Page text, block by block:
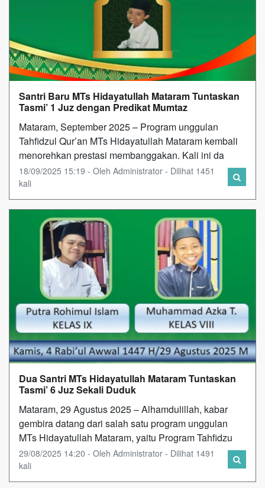
Santri Baru MTs Hidayatullah Mataram Tuntaskan
Tasmi’ 1 Juz dengan Predikat Mumtaz
Mataram, September 2025 – Program unggulan
Tahfidzul Qur’an MTs Hidayatullah Mataram kembali
menorehkan prestasi membanggakan. Kali ini da
18/09/2025 15:19 - Oleh Administrator - Dilihat 1451
kali
Dua Santri MTs Hidayatullah Mataram Tuntaskan
Tasmi’ 6 Juz Sekali Duduk
Mataram, 29 Agustus 2025 – Alhamdulillah, kabar
gembira datang dari salah satu program unggulan
MTs Hidayatullah Mataram, yaitu Program Tahfidzu
29/08/2025 14:20 - Oleh Administrator - Dilihat 1491
kali